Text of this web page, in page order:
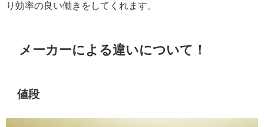
り効率の良い働きをしてくれます。
メーカーによる違いについて！
値段